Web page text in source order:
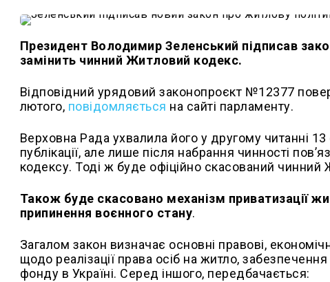
Президент Володимир Зеленський підписав
замінить чинний Житловий кодекс.
Відповідний урядовий законопроєкт №12377
лютого, повідомляється на сайті парламенту.
Верховна Рада ухвалила його у другому читанні
публікації, але лише після набрання чинності
кодексу. Тоді ж буде офіційно скасований чинний
Також буде скасовано механізм приватизації
припинення воєнного стану.
Загалом закон визначає основні правові,
щодо реалізації права осіб на житло,
фонду в Україні. Серед іншого, передбачається: